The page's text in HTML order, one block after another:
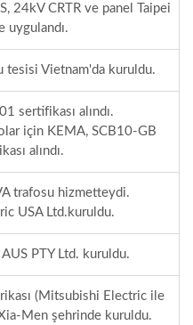
24kV CRTR ve panel Taipei
uygulandı.
tesisi Vietnam'da kuruldu.
sertifikası alındı.
için KEMA, SCB10-GB
alındı.
trafosu hizmetteydi.
USA Ltd.kuruldu.
PTY Ltd. kuruldu.
(Mitsubishi Electric ile
Men şehrinde kuruldu.